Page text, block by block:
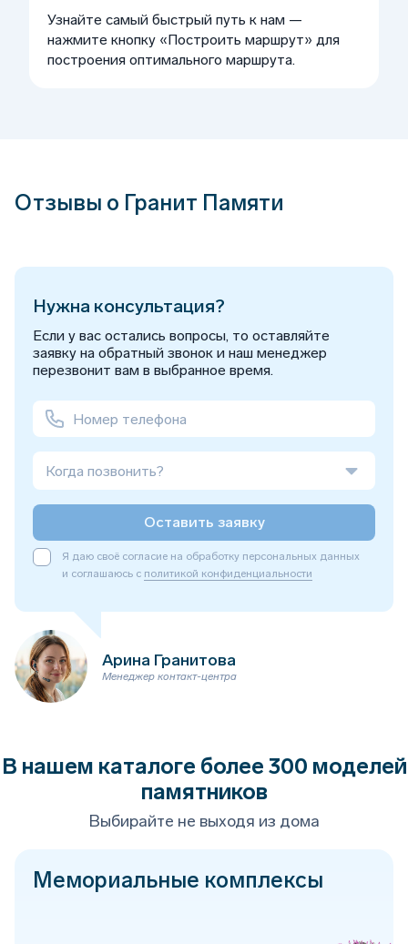
Узнайте самый быстрый путь к нам —
нажмите кнопку «Построить маршрут» для
построения оптимального маршрута.
Отзывы о Гранит Памяти
Нужна консультация?
Если у вас остались вопросы, то оставляйте
заявку на обратный звонок и наш менеджер
перезвонит вам в выбранное время.
Когда позвонить?
Оставить заявку
Я даю своё согласие на обработку персональных данных
и соглашаюсь с политикой конфиденциальности
Арина Гранитова
Менеджер контакт-центра
В нашем каталоге более 300 моделей
памятников
Выбирайте не выходя из дома
Мемориальные комплексы